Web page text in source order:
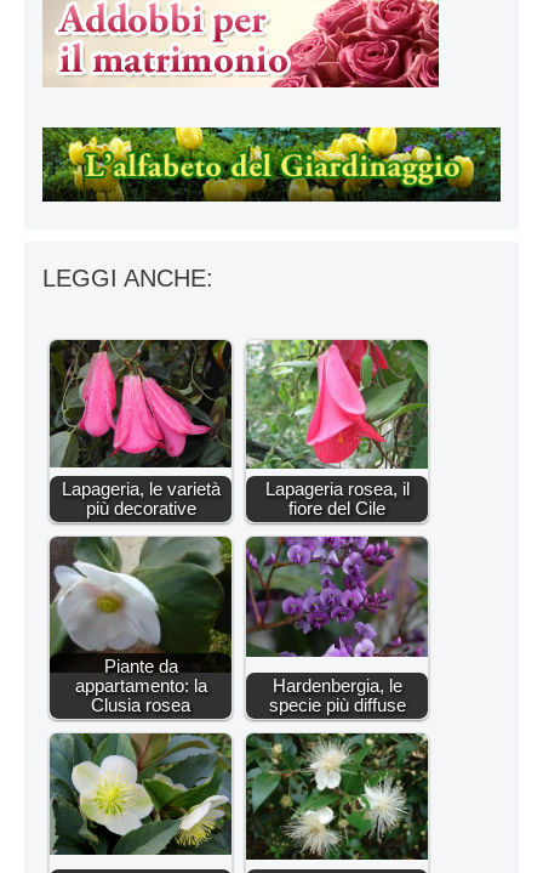
LEGGI ANCHE:
Lapageria, le varietà
più decorative
Lapageria rosea, il
fiore del Cile
Piante da
appartamento: la
Clusia rosea
Hardenbergia, le
specie più diffuse